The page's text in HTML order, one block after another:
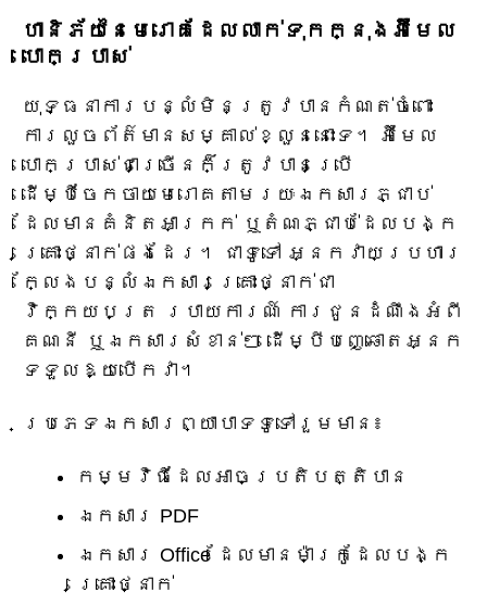
ហានិភ័យនៃមេរោគដែលលាក់ទុកក្នុងអ៊ីមែល
បោកប្រាស់
យុទ្ធនាការបន្លំមិនត្រូវបានកំណត់ចំពោះ
ការលួចព័ត៌មានសម្គាល់ខ្លួននោះទេ។ អ៊ីមែល
បោកប្រាស់ជាច្រើនក៏ត្រូវបានប្រើ
ដើម្បីចែកចាយមេរោគតាមរយៈឯកសារភ្ជាប់
ដែលមានគំនិតអាក្រក់ ឬតំណភ្ជាប់ដែលបង្ក
គ្រោះថ្នាក់ផងដែរ។ ជាទូទៅ អ្នកវាយប្រហារ
ក្លែងបន្លំឯកសារគ្រោះថ្នាក់ជា
វិក្កយបត្រ របាយការណ៍ ការជូនដំណឹងអំពី
គណនី ឬឯកសារសំខាន់ៗ ដើម្បីបញ្ឆោតអ្នក
ទទួលឱ្យបើកវា។
ប្រភេទឯកសារព្យាបាទទូទៅរួមមាន៖
កម្មវិធីដែលអាចប្រតិបត្តិបាន
ឯកសារ PDF
ឯកសារ Office ដែលមានម៉ាក្រូដែលបង្ក
គ្រោះថ្នាក់